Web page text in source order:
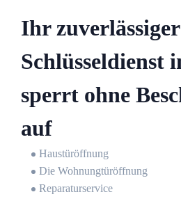
Ihr zuverlässiger
Schlüsseldienst
sperrt ohne
auf
Haustüröffnung
Die Wohnungtüröffnung
Reparaturservice